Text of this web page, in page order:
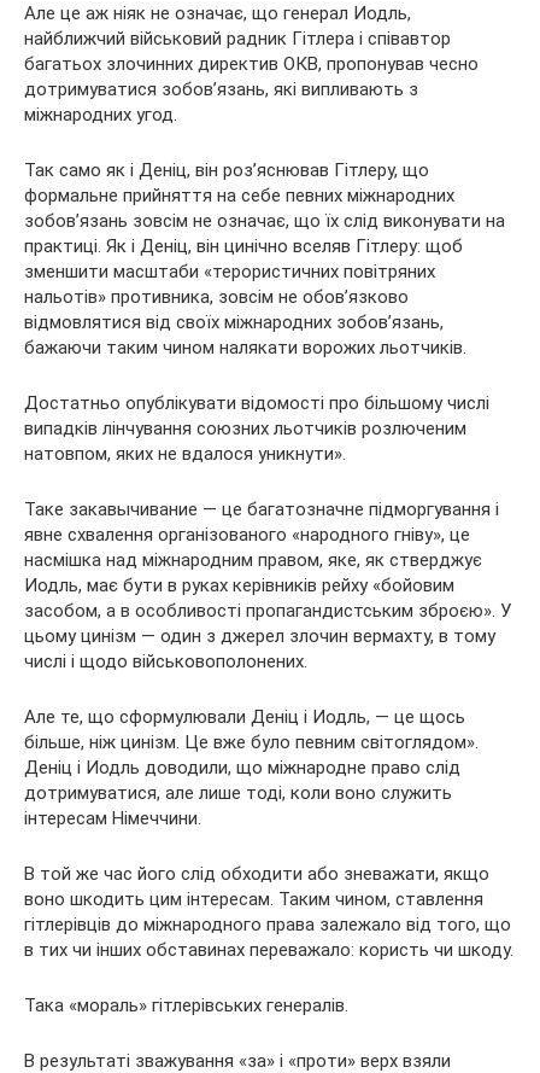
Але це аж ніяк не означає, що генерал Иодль,
найближчий військовий радник Гітлера і співавтор
багатьох злочинних директив ОКВ, пропонував чесно
дотримуватися зобов’язань, які випливають з
міжнародних угод.
Так само як і Деніц, він роз’яснював Гітлеру, що
формальне прийняття на себе певних міжнародних
зобов’язань зовсім не означає, що їх слід виконувати на
практиці. Як і Деніц, він цинічно вселяв Гітлеру: щоб
зменшити масштаби «терористичних повітряних
нальотів» противника, зовсім не обов’язково
відмовлятися від своїх міжнародних зобов’язань,
бажаючи таким чином налякати ворожих льотчиків.
Достатньо опублікувати відомості про більшому числі
випадків лінчування союзних льотчиків розлюченим
натовпом, яких не вдалося уникнути».
Таке закавычивание — це багатозначне підморгування і
явне схвалення організованого «народного гніву», це
насмішка над міжнародним правом, яке, як стверджує
Иодль, має бути в руках керівників рейху «бойовим
засобом, а в особливості пропагандистським зброєю». У
цьому цинізм — один з джерел злочин вермахту, в тому
числі і щодо військовополонених.
Але те, що сформулювали Деніц і Иодль, — це щось
більше, ніж цинізм. Це вже було певним світоглядом».
Деніц і Иодль доводили, що міжнародне право слід
дотримуватися, але лише тоді, коли воно служить
інтересам Німеччини.
В той же час його слід обходити або зневажати, якщо
воно шкодить цим інтересам. Таким чином, ставлення
гітлерівців до міжнародного права залежало від того, що
в тих чи інших обставинах переважало: користь чи шкоду.
Така «мораль» гітлерівських генералів.
В результаті зважування «за» і «проти» верх взяли